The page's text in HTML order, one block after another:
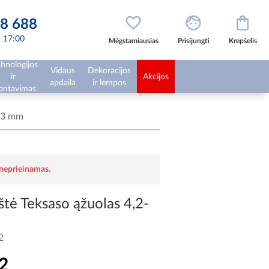
688
17:00 Mėgstamiausias Prisijungti Krepšelis
ir
Vidaus
apdaila
Dekoracijos
ir lempos
Akcijos
mm
Teksaso ąžuolas 4,2-